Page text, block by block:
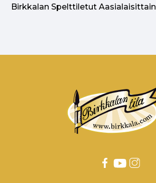
Birkkalan Spelttiletut Aasialaisittain